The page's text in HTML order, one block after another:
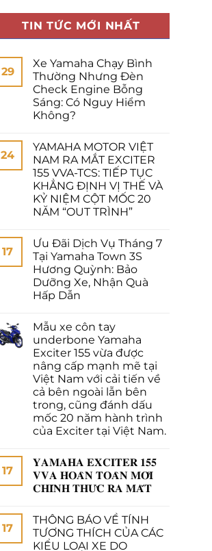
TIN TỨC MỚI NHẤT
29
Xe Yamaha Chạy Bình
Thường Nhưng Đèn
Check Engine Bỗng
Sáng: Có Nguy Hiểm
Không?
24
YAMAHA MOTOR VIỆT
NAM RA MẮT EXCITER
155 VVA-TCS: TIẾP TỤC
KHẲNG ĐỊNH VỊ THẾ VÀ
KỶ NIỆM CỘT MỐC 20
NĂM “OUT TRÌNH”
17
Ưu Đãi Dịch Vụ Tháng 7
Tại Yamaha Town 3S
Hương Quỳnh: Bảo
Dưỡng Xe, Nhận Quà
Hấp Dẫn
Mẫu xe côn tay
underbone Yamaha
Exciter 155 vừa được
nâng cấp mạnh mẽ tại
Việt Nam với cải tiến về
cả bên ngoài lẫn bên
trong, cũng đánh dấu
mốc 20 năm hành trình
của Exciter tại Việt Nam.
17
𝐘𝐀𝐌𝐀𝐇𝐀 𝐄𝐗𝐂𝐈𝐓𝐄𝐑 𝟏𝟓𝟓
𝐕𝐕𝐀 𝐇𝐎𝐀̀𝐍 𝐓𝐎𝐀̀𝐍 𝐌𝐎̛́𝐈
𝐂𝐇𝐈́𝐍𝐇 𝐓𝐇𝐔̛́𝐂 𝐑𝐀 𝐌𝐀̆́𝐓
17
THÔNG BÁO VỀ TÍNH
TƯƠNG THÍCH CỦA CÁC
KIỂU LOẠI XE DO